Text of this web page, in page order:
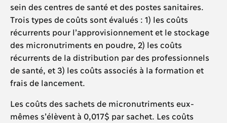
sein des centres de santé et des postes sanitaires.
Trois types de coûts sont évalués : 1) les coûts
récurrents pour l’approvisionnement et le stockage
des micronutriments en poudre, 2) les coûts
récurrents de la distribution par des professionnels
de santé, et 3) les coûts associés à la formation et
frais de lancement.
Les coûts des sachets de micronutriments eux-
mêmes s’élèvent à 0,017$ par sachet. Les coûts